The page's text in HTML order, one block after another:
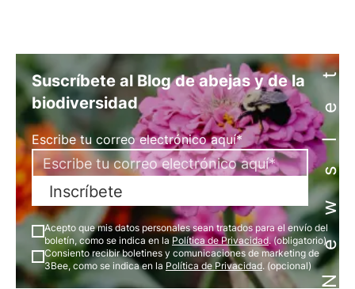
Newsletter
Suscríbete al Blog de abejas y de la
biodiversidad
Escribe tu correo electrónico aquí*
Inscríbete
Acepto que mis datos personales sean tratados para el envío del
boletín, como se indica en la Política de Privacidad. (obligatorio)
Consiento recibir boletines y comunicaciones de marketing de
3Bee, como se indica en la Política de Privacidad. (opcional)